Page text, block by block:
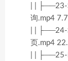
| | ├──23-
询.mp4
| | ├──24-
页.mp4
| |